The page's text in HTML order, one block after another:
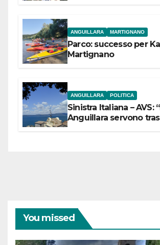
ANGUILLARA MARTIGNANO
Parco: successo per
Martignano
ANGUILLARA POLITICA
Sinistra Italiana – AVS:
Anguillara servono
You missed